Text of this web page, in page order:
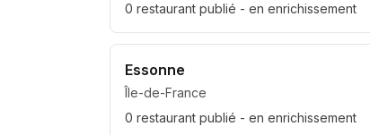
0 restaurant publié - en enrichissement
Essonne
Île-de-France
0 restaurant publié - en enrichissement